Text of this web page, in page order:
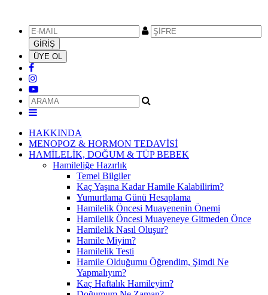
HAKKINDA
MENOPOZ & HORMON TEDAVİSİ
HAMİLELİK, DOĞUM & TÜP BEBEK
Hamileliğe Hazırlık
Temel Bilgiler
Kaç Yaşına Kadar Hamile Kalabilirim?
Yumurtlama Günü Hesaplama
Hamilelik Öncesi Muayenenin Önemi
Hamilelik Öncesi Muayeneye Gitmeden Önce
Hamilelik Nasıl Oluşur?
Hamile Miyim?
Hamilelik Testi
Hamile Olduğumu Öğrendim, Şimdi Ne
Yapmalıyım?
Kaç Haftalık Hamileyim?